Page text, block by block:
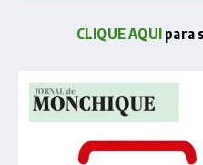
CLIQUE AQUI para